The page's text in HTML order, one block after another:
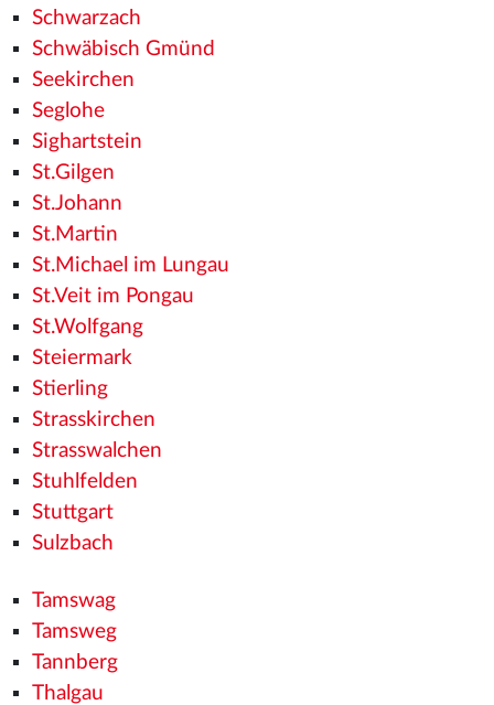
Schwarzach
Schwäbisch Gmünd
Seekirchen
Seglohe
Sighartstein
St.Gilgen
St.Johann
St.Martin
St.Michael im Lungau
St.Veit im Pongau
St.Wolfgang
Steiermark
Stierling
Strasskirchen
Strasswalchen
Stuhlfelden
Stuttgart
Sulzbach
Tamswag
Tamsweg
Tannberg
Thalgau